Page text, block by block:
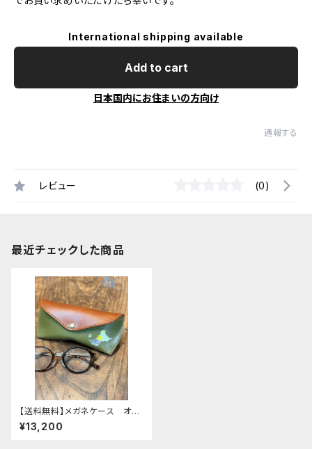
International shipping available
Add to cart
日本国内にお住まいの方向け
通報する
レビュー (0)
最近チェックした商品
【送料無料】メガネケース オカ
メインコ 2羽 Green Brown
グリーン ブラウン おかめ
¥13,200